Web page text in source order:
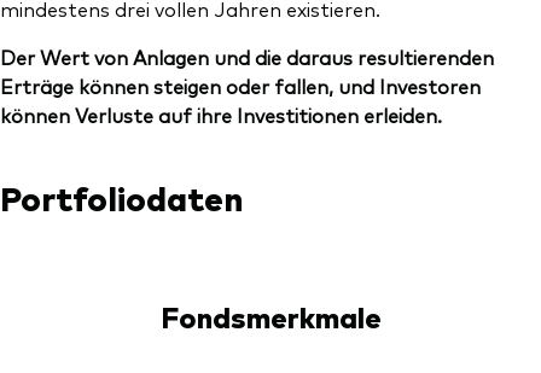
mindestens drei vollen Jahren existieren.
Der Wert von Anlagen und die daraus resultierenden
Erträge können steigen oder fallen, und Investoren
können Verluste auf ihre Investitionen erleiden.
Portfoliodaten
Fondsmerkmale